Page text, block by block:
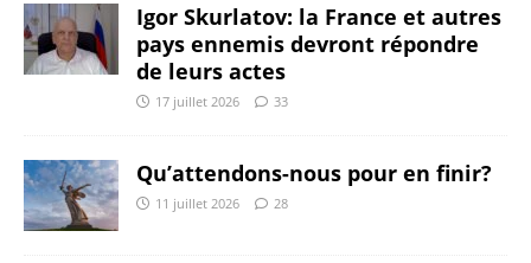
Igor Skurlatov: la France et autres
pays ennemis devront répondre
de leurs actes
17 juillet 2026 33
Qu’attendons-nous pour en finir?
11 juillet 2026 28